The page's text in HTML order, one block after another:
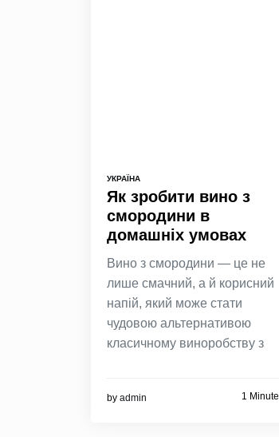
УКРАЇНА
Як зробити вино з
смородини в
домашніх умовах
Вино з смородини — це не
лише смачний, а й корисний
напій, який може стати
чудовою альтернативою
класичному виноробству з
by admin 1 Minute